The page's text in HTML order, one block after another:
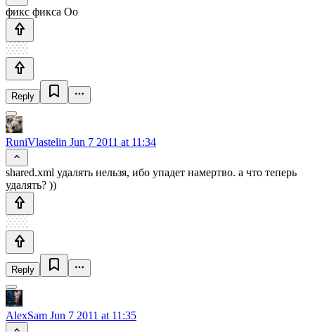
фикс фикса Оо
Reply
RuniVlastelin Jun 7 2011 at 11:34
shared.xml удалять нельзя, ибо упадет намертво. а что теперь
удалять? ))
Reply
AlexSam Jun 7 2011 at 11:35